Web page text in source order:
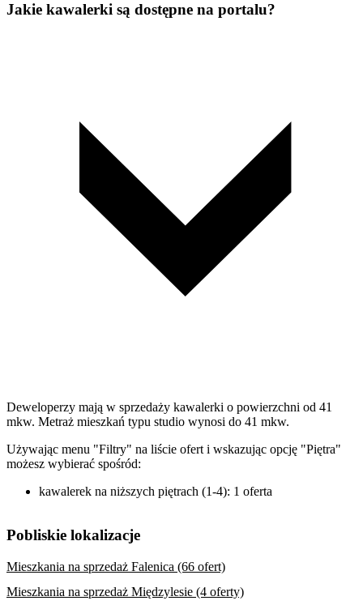
Jakie kawalerki są dostępne na portalu?
Deweloperzy mają w sprzedaży kawalerki o powierzchni od 41
mkw. Metraż mieszkań typu studio wynosi do 41 mkw.
Używając menu "Filtry" na liście ofert i wskazując opcję "Piętra"
możesz wybierać spośród:
kawalerek na niższych piętrach (1-4): 1 oferta
Pobliskie lokalizacje
Mieszkania na sprzedaż Falenica (66 ofert)
Mieszkania na sprzedaż Międzylesie (4 oferty)